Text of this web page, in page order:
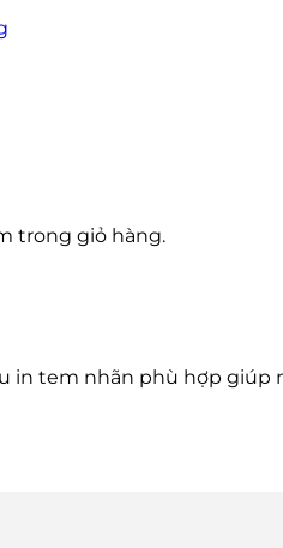
trong giỏ hàng.
in tem nhãn phù hợp